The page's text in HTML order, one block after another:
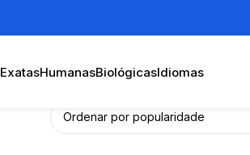
ExatasHumanasBiológicasIdiomas